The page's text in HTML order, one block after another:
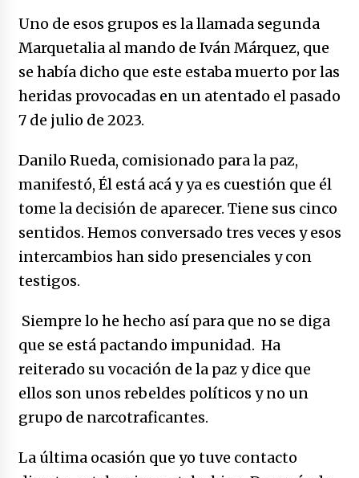
El aumento del mínimo causa escozor en
pueblo colombiano
31/12/2025
Atlético Nacional se quedó con laCopa
Colombia 2025
Junior se coronó campeón del fútbol
colombiano
16/12/2025
Uno de esos grupos es la llamada segunda
Marquetalia al mando de Iván Márquez, que
se había dicho que este estaba muerto por las
heridas provocadas en un atentado el pasado
7 de julio de 2023.
Danilo Rueda, comisionado para la paz,
manifestó, Él está acá y ya es cuestión que él
tome la decisión de aparecer. Tiene sus cinco
sentidos. Hemos conversado tres veces y esos
intercambios han sido presenciales y con
testigos.
Siempre lo he hecho así para que no se diga
que se está pactando impunidad. Ha
reiterado su vocación de la paz y dice que
ellos son unos rebeldes políticos y no un
grupo de narcotraficantes.
La última ocasión que yo tuve contacto